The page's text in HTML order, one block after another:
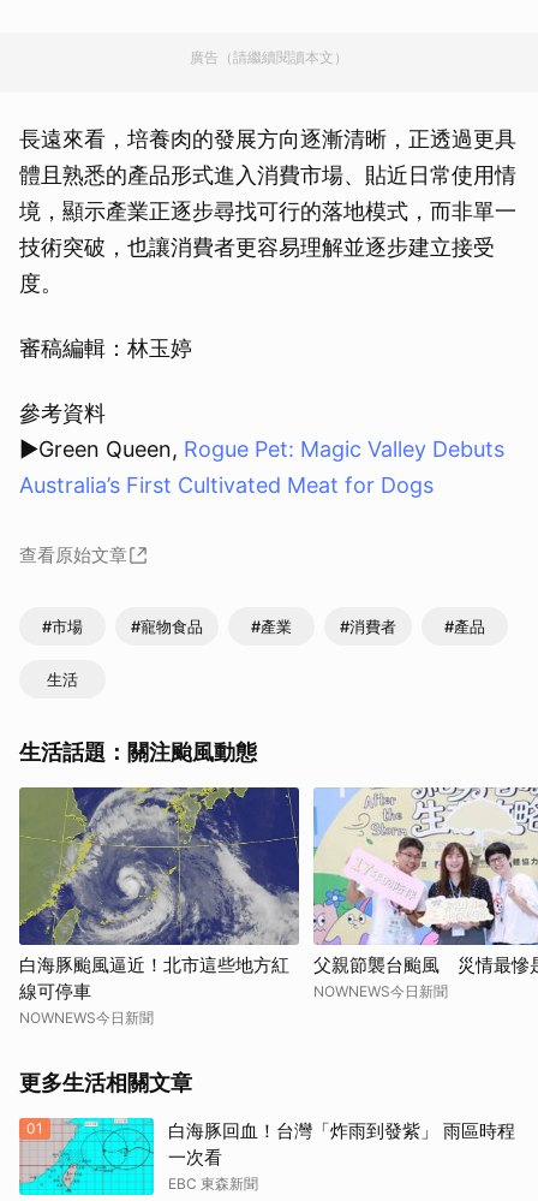
廣告（請繼續閱讀本文）
長遠來看，培養肉的發展方向逐漸清晰，正透過更具
體且熟悉的產品形式進入消費市場、貼近日常使用情
境，顯示產業正逐步尋找可行的落地模式，而非單一
技術突破，也讓消費者更容易理解並逐步建立接受
度。
審稿編輯：林玉婷
參考資料
▶Green Queen, Rogue Pet: Magic Valley Debuts
Australia’s First Cultivated Meat for Dogs
查看原始文章
#市場 #寵物食品 #產業 #消費者 #產品
生活
生活話題：關注颱風動態
白海豚颱風逼近！北市這些地方紅
線可停車
NOWNEWS今日新聞
父親節襲台颱風 災情最慘
NOWNEWS今日新聞
更多生活相關文章
01
白海豚回血！台灣「炸雨到發紫」 雨區時程
一次看
EBC 東森新聞